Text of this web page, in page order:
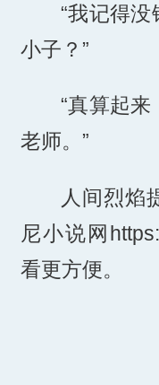
“我记得
小子？”
“真算起
老师。”
人间烈焰
尼小说网
看更方便。